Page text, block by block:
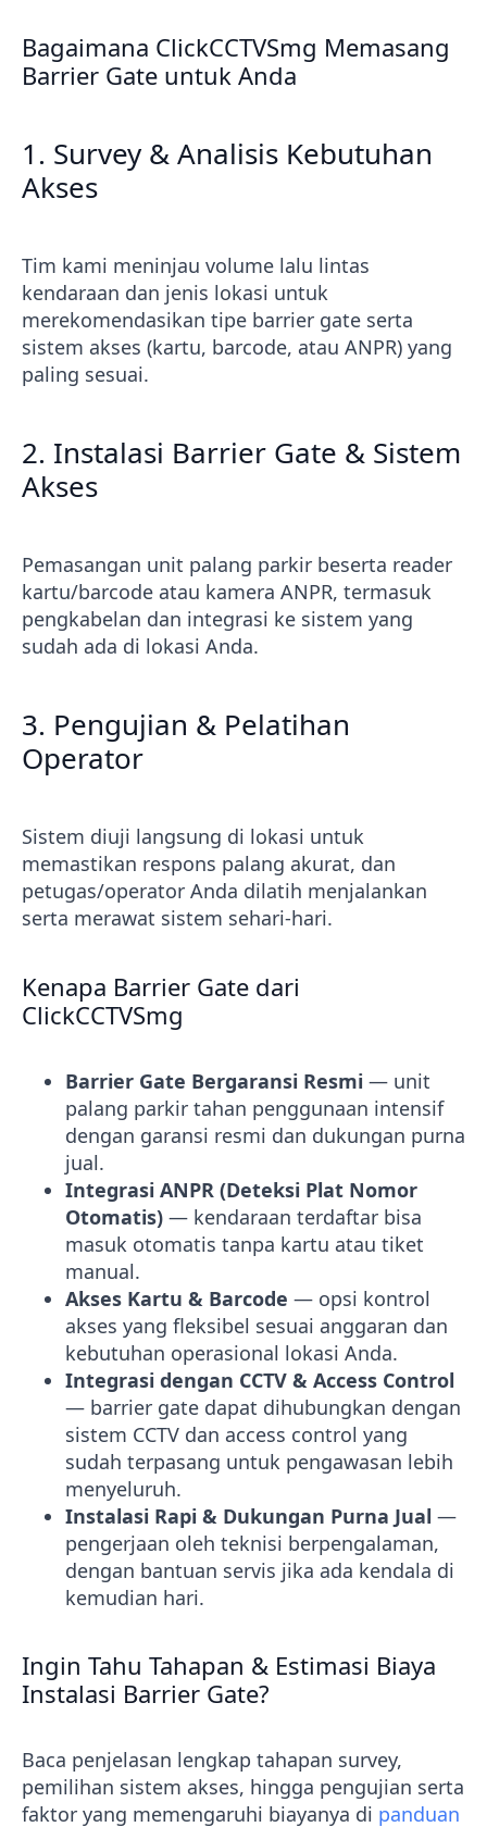
Bagaimana ClickCCTVSmg Memasang
Barrier Gate untuk Anda
1. Survey & Analisis Kebutuhan
Akses
Tim kami meninjau volume lalu lintas
kendaraan dan jenis lokasi untuk
merekomendasikan tipe barrier gate serta
sistem akses (kartu, barcode, atau ANPR) yang
paling sesuai.
2. Instalasi Barrier Gate & Sistem
Akses
Pemasangan unit palang parkir beserta reader
kartu/barcode atau kamera ANPR, termasuk
pengkabelan dan integrasi ke sistem yang
sudah ada di lokasi Anda.
3. Pengujian & Pelatihan
Operator
Sistem diuji langsung di lokasi untuk
memastikan respons palang akurat, dan
petugas/operator Anda dilatih menjalankan
serta merawat sistem sehari-hari.
Kenapa Barrier Gate dari
ClickCCTVSmg
Barrier Gate Bergaransi Resmi — unit
palang parkir tahan penggunaan intensif
dengan garansi resmi dan dukungan purna
jual.
Integrasi ANPR (Deteksi Plat Nomor
Otomatis) — kendaraan terdaftar bisa
masuk otomatis tanpa kartu atau tiket
manual.
Akses Kartu & Barcode — opsi kontrol
akses yang fleksibel sesuai anggaran dan
kebutuhan operasional lokasi Anda.
Integrasi dengan CCTV & Access Control
— barrier gate dapat dihubungkan dengan
sistem CCTV dan access control yang
sudah terpasang untuk pengawasan lebih
menyeluruh.
Instalasi Rapi & Dukungan Purna Jual —
pengerjaan oleh teknisi berpengalaman,
dengan bantuan servis jika ada kendala di
kemudian hari.
Ingin Tahu Tahapan & Estimasi Biaya
Instalasi Barrier Gate?
Baca penjelasan lengkap tahapan survey,
pemilihan sistem akses, hingga pengujian serta
faktor yang memengaruhi biayanya di panduan